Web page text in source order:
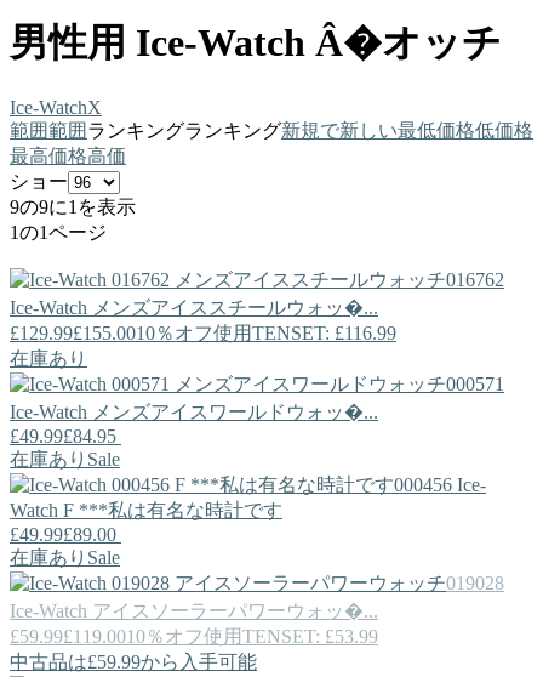
男性用 Ice-Watch Â�オッチ
Ice-WatchX
範囲範囲 ランキングランキング新規で新しい最低価格低価格
最高価格高価
ショー
9の9に1を表示
1の1ページ
016762
Ice-Watch メンズアイススチールウォッ�...
£129.99£155.0010％オフ使用TENSET: £116.99
在庫あり
000571
Ice-Watch メンズアイスワールドウォッ�...
£49.99£84.95
在庫あり Sale
000456 Ice-
Watch F ***私は有名な時計です
£49.99£89.00
在庫あり Sale
019028
Ice-Watch アイスソーラーパワーウォッ�...
£59.99£119.0010％オフ使用TENSET: £53.99
中古品は£59.99から入手可能